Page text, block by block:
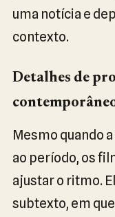
uma notícia e
contexto.
Detalhes de
Mesmo quando
ao período, os
ajustar o ritmo.
subtexto, em